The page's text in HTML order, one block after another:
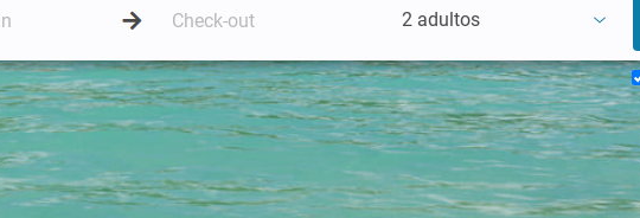
2 adultos